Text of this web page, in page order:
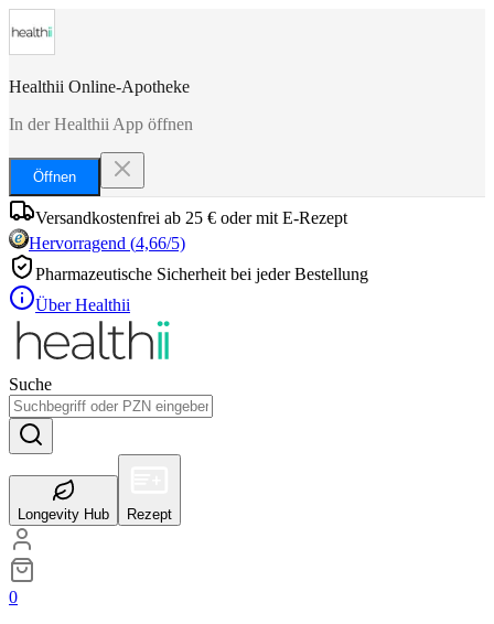
Healthii Online-Apotheke
In der Healthii App öffnen
Öffnen
Versandkostenfrei ab 25 € oder mit E-Rezept
Hervorragend (4,66/5)
Pharmazeutische Sicherheit bei jeder Bestellung
Über Healthii
Suche
Longevity Hub Rezept
0